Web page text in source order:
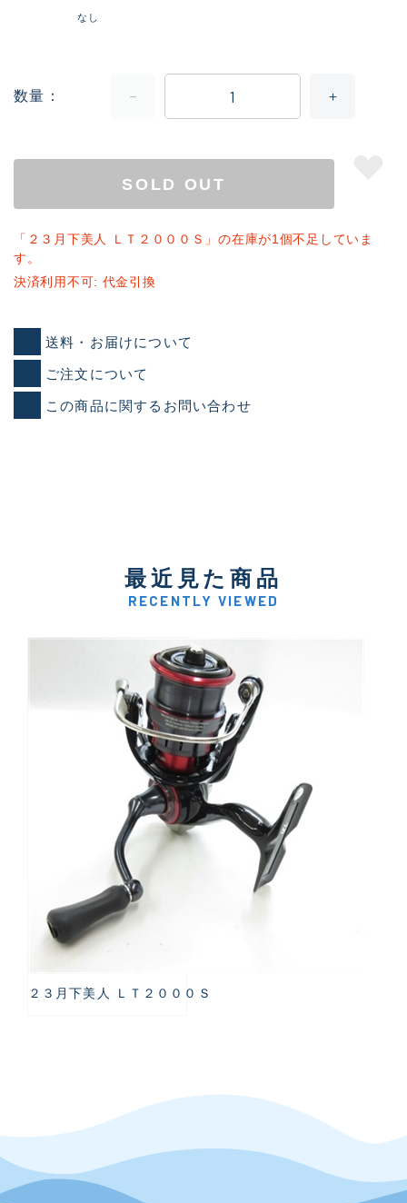
なし
数量
SOLD OUT
「２３月下美人 ＬＴ２０００Ｓ」の在庫が1個不足していま
す。
決済利用不可: 代金引換
送料・お届けについて
ご注文について
この商品に関するお問い合わせ
最近見た商品
RECENTLY VIEWED
２３月下美人 ＬＴ２０００Ｓ